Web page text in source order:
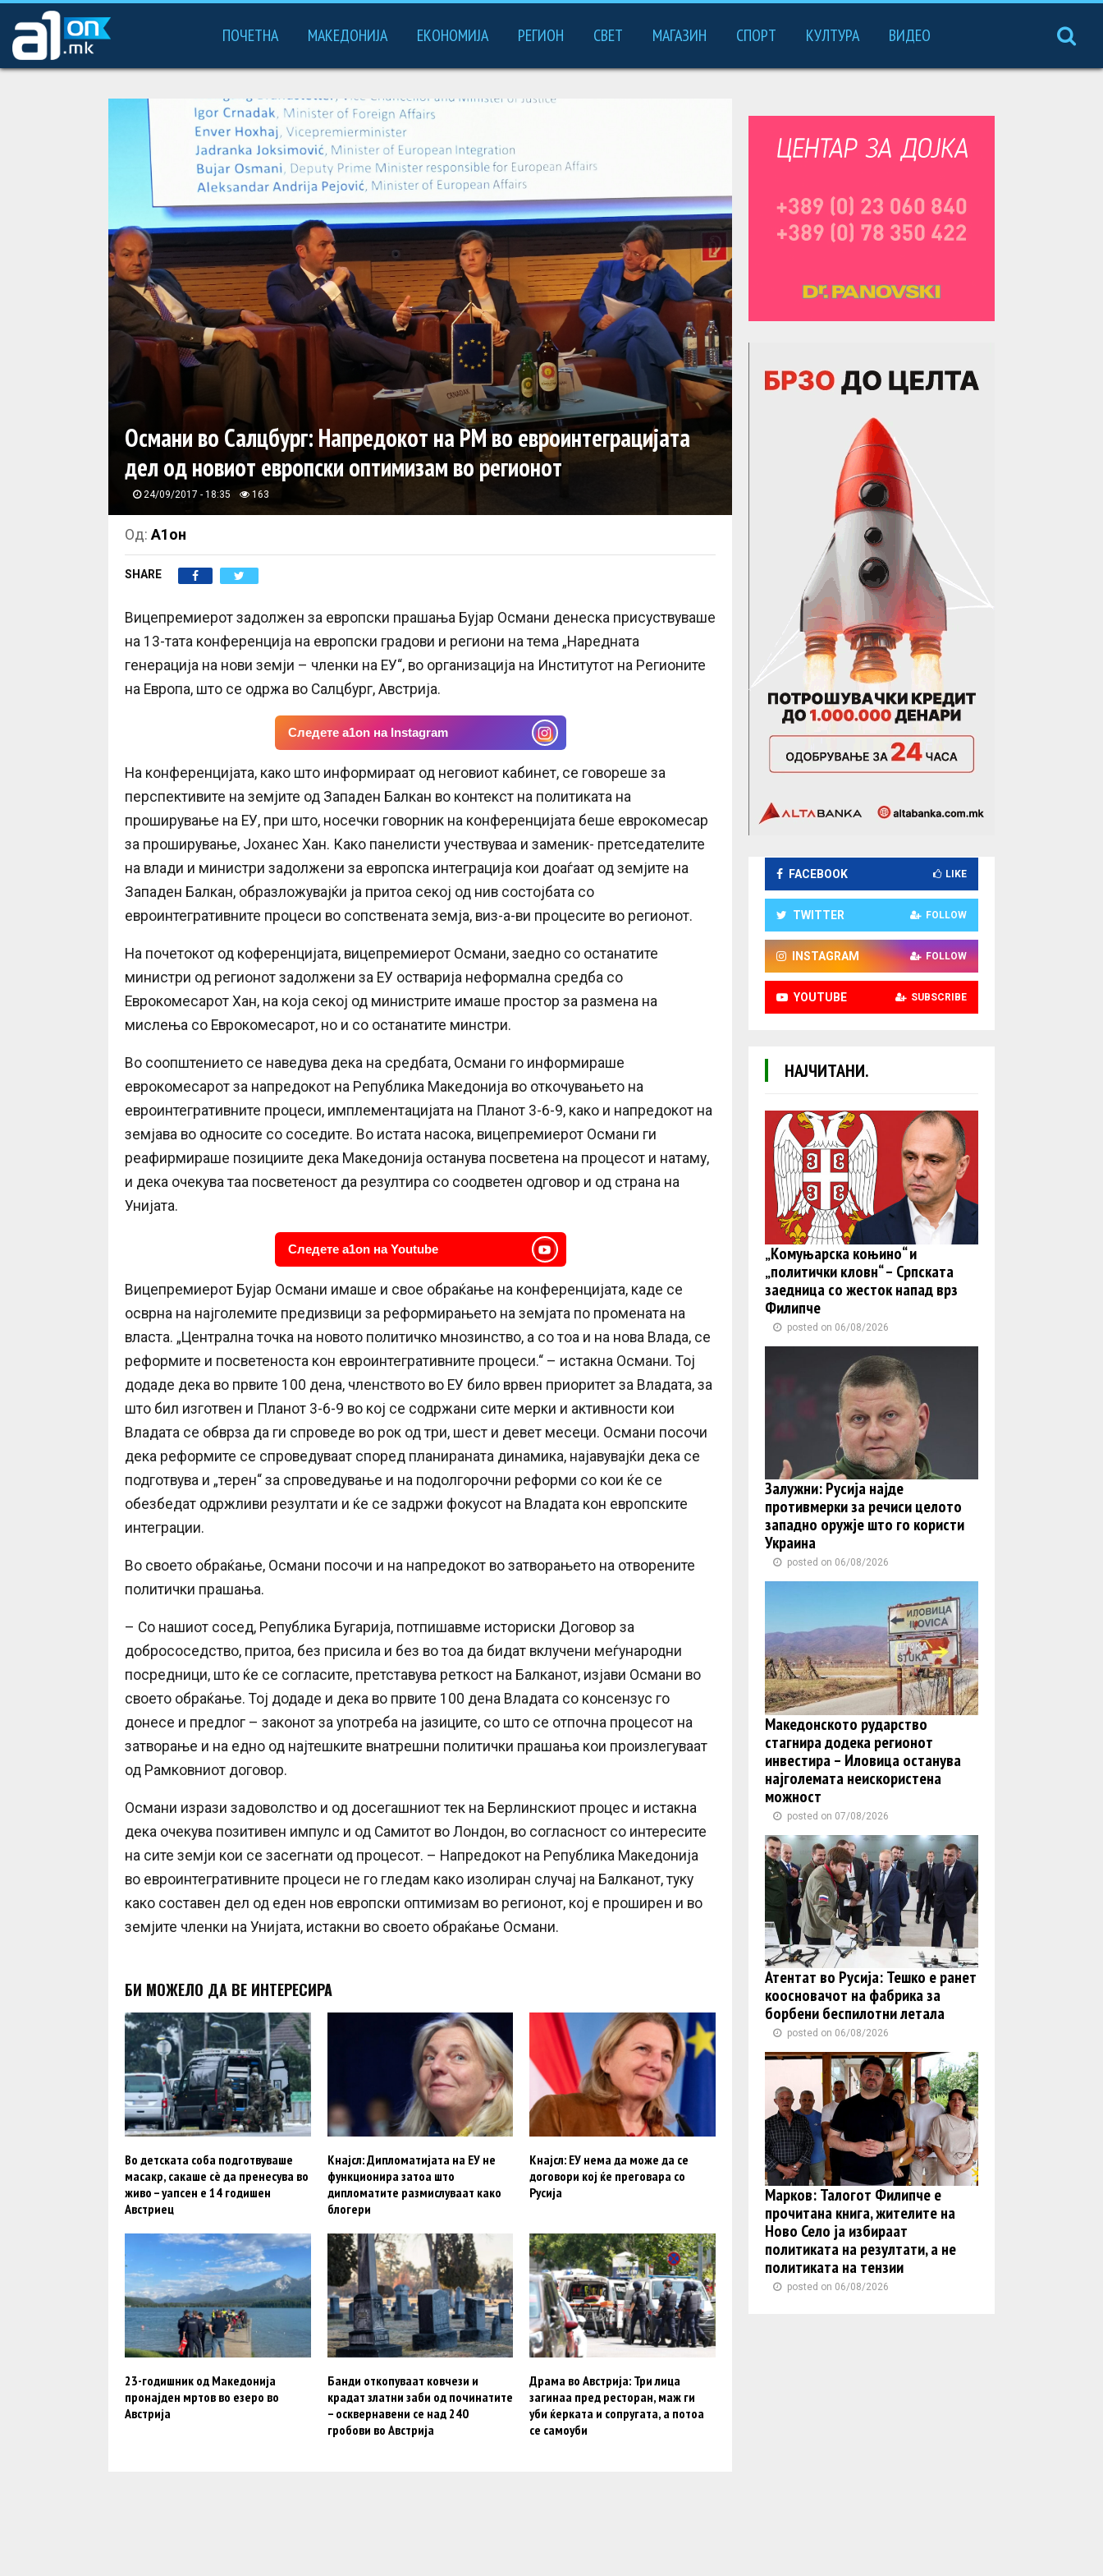
ПОЧЕТНА МАКЕДОНИЈА ЕКОНОМИЈА РЕГИОН СВЕТ МАГАЗИН СПОРТ КУЛТУРА ВИДЕО
Османи во Салцбург: Напредокот на РМ во евроинтеграцијата
дел од новиот европски оптимизам во регионот
24/09/2017 - 18:35 163
Од: А1он
SHARE
Вицепремиерот задолжен за европски прашања Бујар Османи денеска присуствуваше
на 13-тата конференција на европски градови и региони на тема „Наредната
генерација на нови земји – членки на ЕУ“, во организација на Институтот на Регионите
на Европа, што се одржа во Салцбург, Австрија.
Следете a1on на Instagram
На конференцијата, како што информираат од неговиот кабинет, се говореше за
перспективите на земјите од Западен Балкан во контекст на политиката на
проширување на ЕУ, при што, носечки говорник на конференцијата беше еврокомесар
за проширување, Јоханес Хан. Како панелисти учествуваа и заменик- претседателите
на влади и министри задолжени за европска интеграција кои доаѓаат од земјите на
Западен Балкан, образложувајќи ја притоа секој од нив состојбата со
евроинтегративните процеси во сопствената земја, виз-а-ви процесите во регионот.
На почетокот од коференцијата, вицепремиерот Османи, заедно со останатите
министри од регионот задолжени за ЕУ остварија неформална средба со
Еврокомесарот Хан, на која секој од министрите имаше простор за размена на
мислења со Еврокомесарот, но и со останатите минстри.
Во соопштението се наведува дека на средбата, Османи го информираше
еврокомесарот за напредокот на Република Македонија во откочувањето на
евроинтегративните процеси, имплементацијата на Планот 3-6-9, како и напредокот на
земјава во односите со соседите. Во истата насока, вицепремиерот Османи ги
реафирмираше позициите дека Македонија останува посветена на процесот и натаму,
и дека очекува таа посветеност да резултира со соодветен одговор и од страна на
Унијата.
Следете a1on на Youtube
Вицепремиерот Бујар Османи имаше и свое обраќање на конференцијата, каде се
осврна на најголемите предизвици за реформирањето на земјата по промената на
власта. „Централна точка на новото политичко мнозинство, а со тоа и на нова Влада, се
реформите и посветеноста кон евроинтегративните процеси.“ – истакна Османи. Тој
додаде дека во првите 100 дена, членството во ЕУ било врвен приоритет за Владата, за
што бил изготвен и Планот 3-6-9 во кој се содржани сите мерки и активности кои
Владата се обврза да ги спроведе во рок од три, шест и девет месеци. Османи посочи
дека реформите се спроведуваат според планираната динамика, најавувајќи дека се
подготвува и „терен“ за спроведување и на подолгорочни реформи со кои ќе се
обезбедат одржливи резултати и ќе се задржи фокусот на Владата кон европските
интеграции.
Во своето обраќање, Османи посочи и на напредокот во затворањето на отворените
политички прашања.
– Со нашиот сосед, Република Бугарија, потпишавме историски Договор за
добрососедство, притоа, без присила и без во тоа да бидат вклучени меѓународни
посредници, што ќе се согласите, претставува реткост на Балканот, изјави Османи во
своето обраќање. Тој додаде и дека во првите 100 дена Владата со консензус го
донесе и предлог – законот за употреба на јазиците, со што се отпочна процесот на
затворање и на едно од најтешките внатрешни политички прашања кои произлегуваат
од Рамковниот договор.
Османи изрази задоволство и од досегашниот тек на Берлинскиот процес и истакна
дека очекува позитивен импулс и од Самитот во Лондон, во согласност со интересите
на сите земји кои се засегнати од процесот. – Напредокот на Република Македонија
во евроинтегративните процеси не го гледам како изолиран случај на Балканот, туку
како составен дел од еден нов европски оптимизам во регионот, кој е проширен и во
земјите членки на Унијата, истакни во своето обраќање Османи.
БИ МОЖЕЛО ДА ВЕ ИНТЕРЕСИРА
Во детската соба подготвуваше
масакр, сакаше сè да пренесува во
живо – уапсен е 14 годишен
Австриец
Кнајсл: Дипломатијата на ЕУ не
функционира затоа што
дипломатите размислуваат како
блогери
Кнајсл: ЕУ нема да може да се
договори кој ќе преговара со
Русија
23-годишник од Македонија
пронајден мртов во езеро во
Австрија
Банди откопуваат ковчези и
крадат златни заби од починатите
– осквернавени се над 240
гробови во Австрија
Драма во Австрија: Три лица
загинаа пред ресторан, маж ги
уби ќерката и сопругата, а потоа
се самоуби
FACEBOOK LIKE
TWITTER FOLLOW
INSTAGRAM FOLLOW
YOUTUBE SUBSCRIBE
НАЈЧИТАНИ.
„Комуњарска коњино“ и
„политички кловн“ – Српската
заедница со жесток напад врз
Филипче
posted on 06/08/2026
Залужни: Русија најде
противмерки за речиси целото
западно оружје што го користи
Украина
posted on 06/08/2026
Македонското рударство
стагнира додека регионот
инвестира – Иловица останува
најголемата неискористена
можност
posted on 07/08/2026
Атентат во Русија: Тешко е ранет
коосновачот на фабрика за
борбени беспилотни летала
posted on 06/08/2026
Марков: Талогот Филипче е
прочитана книга, жителите на
Ново Село ја избираат
политиката на резултати, а не
политиката на тензии
posted on 06/08/2026